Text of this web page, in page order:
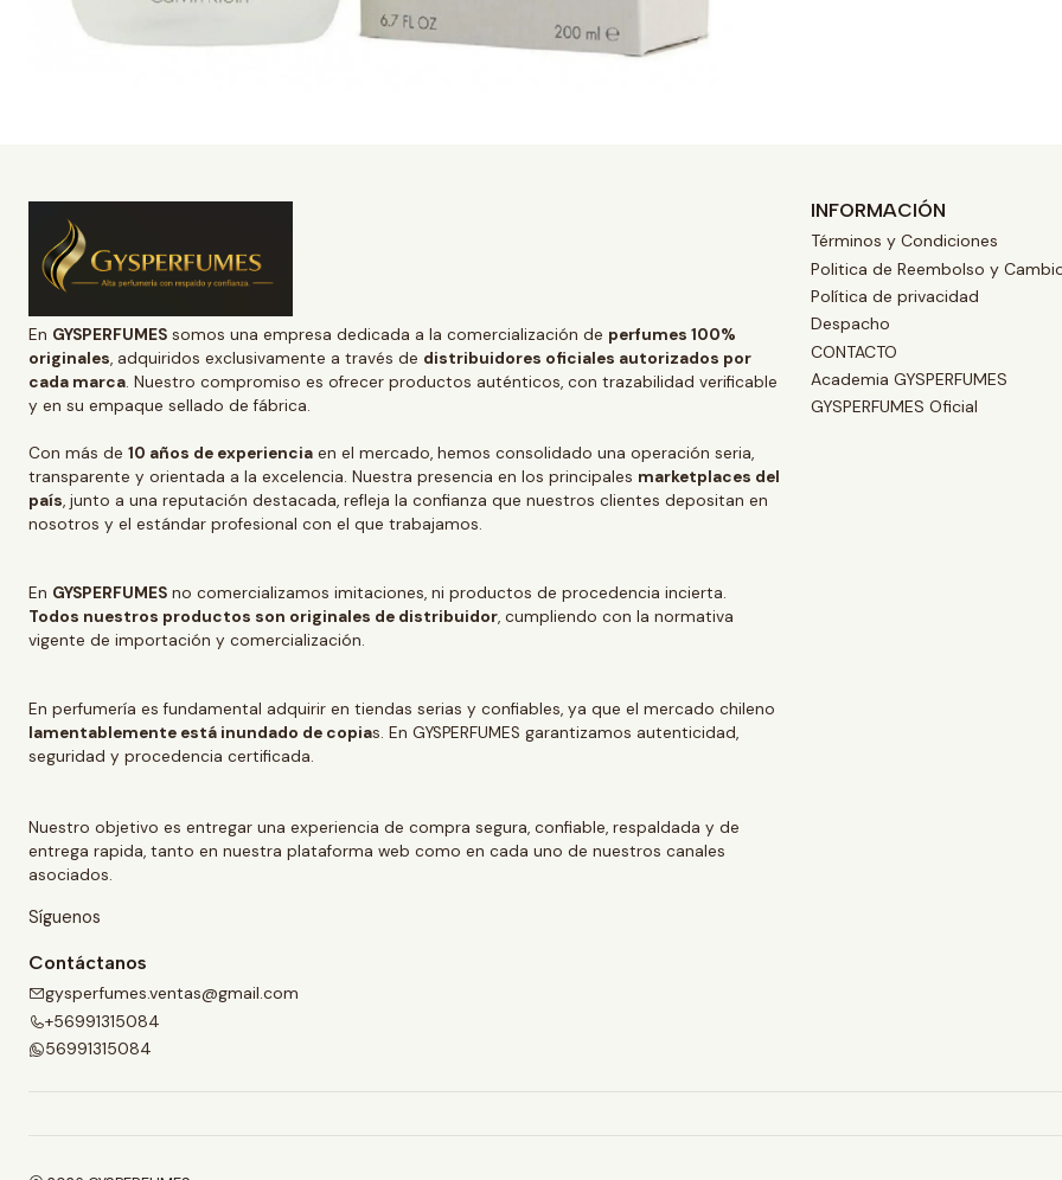
En GYSPERFUMES somos una empresa dedicada a la comercialización de perfumes 100%
originales, adquiridos exclusivamente a través de distribuidores oficiales autorizados por
cada marca. Nuestro compromiso es ofrecer productos auténticos, con trazabilidad verificable
y en su empaque sellado de fábrica.
Con más de 10 años de experiencia en el mercado, hemos consolidado una operación seria,
transparente y orientada a la excelencia. Nuestra presencia en los principales marketplaces del
país, junto a una reputación destacada, refleja la confianza que nuestros clientes depositan en
nosotros y el estándar profesional con el que trabajamos.
En GYSPERFUMES no comercializamos imitaciones, ni productos de procedencia incierta.
Todos nuestros productos son originales de distribuidor, cumpliendo con la normativa
vigente de importación y comercialización.
En perfumería es fundamental adquirir en tiendas serias y confiables, ya que el mercado chileno
lamentablemente está inundado de copias. En GYSPERFUMES garantizamos autenticidad,
seguridad y procedencia certificada.
Nuestro objetivo es entregar una experiencia de compra segura, confiable, respaldada y de
entrega rapida, tanto en nuestra plataforma web como en cada uno de nuestros canales
asociados.
Síguenos
INFORMACIÓN
Términos y Condiciones
Politica de Reembolso y
Política de privacidad
Despacho
CONTACTO
Academia GYSPERFUMES
GYSPERFUMES Oficial
Contáctanos
gysperfumes.ventas@gmail.com
+56991315084
56991315084